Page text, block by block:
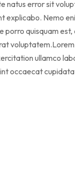
natus error sit
Nemo
porro quisquam
ullamco
occaecat